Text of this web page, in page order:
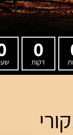
0
דקות